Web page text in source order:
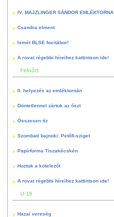
IV. MAJZLINGER SÁNDOR EMLÉKTORNA
Csandra elment
Ismét BLSE focitábor!
A rovat régebbi híreihez kattintson ide!
Felnőtt
II. helyezés az emléktornán
Döntetlennel zártuk az őszt
Összesen tíz
Szombati bajnoki: Petőfi-sziget
Papírforma Tiszakécskén
Hoztuk a kötelezőt
A rovat régebbi híreihez kattintson ide!
U-19
Hazai vereség